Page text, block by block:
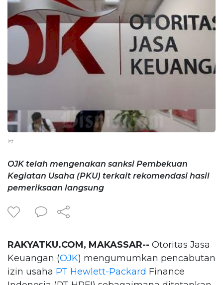
ist
OJK telah mengenakan sanksi Pembekuan
Kegiatan Usaha (PKU) terkait rekomendasi hasil
pemeriksaan langsung
RAKYATKU.COM, MAKASSAR-- Otoritas Jasa
Keuangan (OJK) mengumumkan pencabutan
izin usaha PT Hewlett-Packard Finance